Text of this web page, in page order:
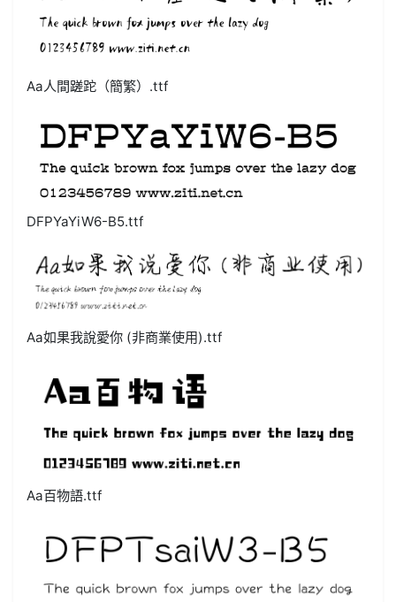
Aa人間蹉跎（簡繁）.ttf
DFPYaYiW6-B5.ttf
Aa如果我說愛你 (非商業使用).ttf
Aa百物語.ttf